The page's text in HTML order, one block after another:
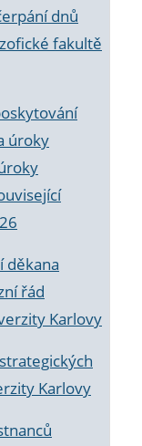
dnů
fakultě
úroky
děkana
řád
Karlovy
Karlovy